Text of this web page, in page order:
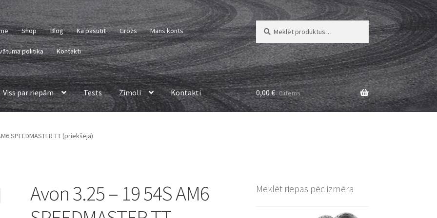
Shop Blog Kā pasūtīt Grozs Mans konts
politika Kontakti
Meklēt:
Meklēt
Viss par riepām Tests Zīmoli Kontakti 0,00€ 0 items
SPEEDMASTER TT (priekšējā)
Avon 3.25 – 19 54S AM6
Meklēt riepas pēc izmēra